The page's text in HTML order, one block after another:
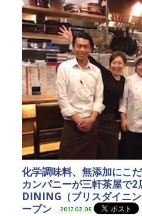
化学調味料、無添加にこ
カンパニーが三軒茶屋で
DINING（ブリスダイニ
ープン
2017.02.06